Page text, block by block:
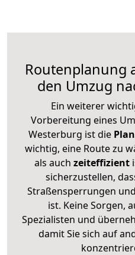
Routenplanung
den Umzug
Ein weiterer
Vorbereitung eines
Westerburg ist die
wichtig, eine Route zu
als auch zeiteffizient
sicherzustellen,
Straßensperrungen
ist. Keine Sorgen,
Spezialisten und
damit Sie sich auf